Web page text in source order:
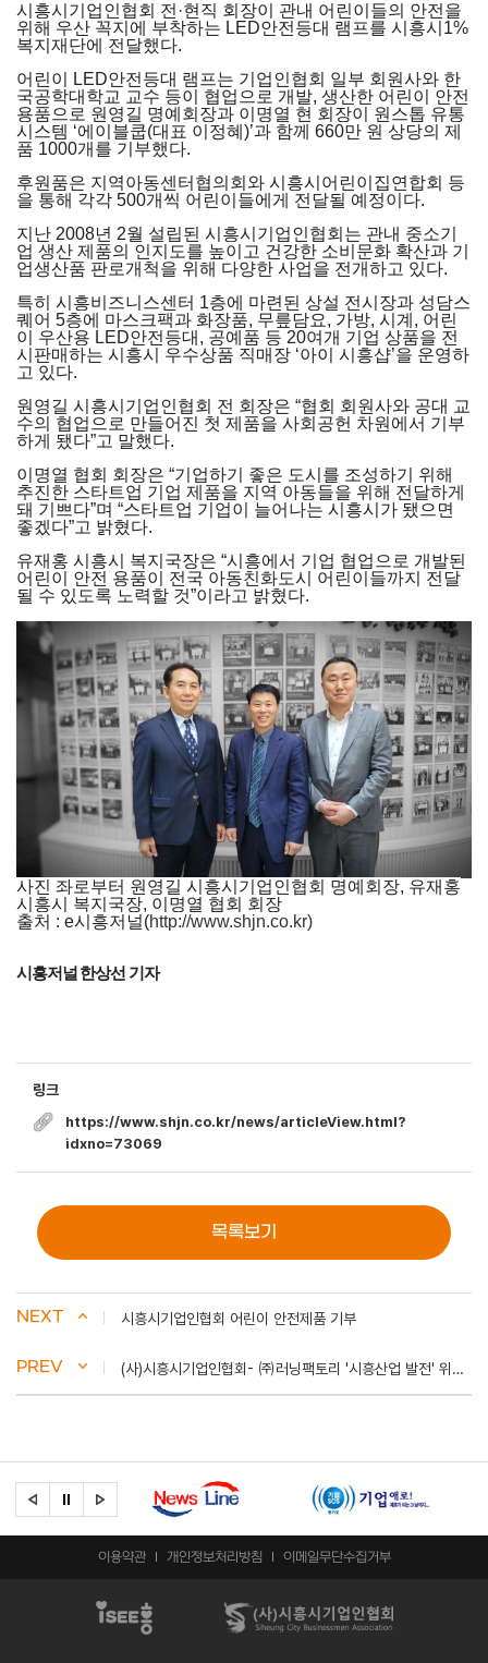
시흥시기업인협회 전·현직 회장이 관내 어린이들의 안전을
위해 우산 꼭지에 부착하는 LED안전등대 램프를 시흥시1%
복지재단에 전달했다.
어린이 LED안전등대 램프는 기업인협회 일부 회원사와 한
국공학대학교 교수 등이 협업으로 개발, 생산한 어린이 안전
용품으로 원영길 명예회장과 이명열 현 회장이 원스톱 유통
시스템 ‘에이블쿱(대표 이정혜)’과 함께 660만 원 상당의 제
품 1000개를 기부했다.
후원품은 지역아동센터협의회와 시흥시어린이집연합회 등
을 통해 각각 500개씩 어린이들에게 전달될 예정이다.
지난 2008년 2월 설립된 시흥시기업인협회는 관내 중소기
업 생산 제품의 인지도를 높이고 건강한 소비문화 확산과 기
업생산품 판로개척을 위해 다양한 사업을 전개하고 있다.
특히 시흥비즈니스센터 1층에 마련된 상설 전시장과 성담스
퀘어 5층에 마스크팩과 화장품, 무릎담요, 가방, 시계, 어린
이 우산용 LED안전등대, 공예품 등 20여개 기업 상품을 전
시판매하는 시흥시 우수상품 직매장 ‘아이 시흥샵’을 운영하
고 있다.
원영길 시흥시기업인협회 전 회장은 “협회 회원사와 공대 교
수의 협업으로 만들어진 첫 제품을 사회공헌 차원에서 기부
하게 됐다”고 말했다.
이명열 협회 회장은 “기업하기 좋은 도시를 조성하기 위해
추진한 스타트업 기업 제품을 지역 아동들을 위해 전달하게
돼 기쁘다”며 “스타트업 기업이 늘어나는 시흥시가 됐으면
좋겠다”고 밝혔다.
유재홍 시흥시 복지국장은 “시흥에서 기업 협업으로 개발된
어린이 안전 용품이 전국 아동친화도시 어린이들까지 전달
될 수 있도록 노력할 것”이라고 밝혔다.
사진 좌로부터 원영길 시흥시기업인협회 명예회장, 유재홍
시흥시 복지국장, 이명열 협회 회장
출처 : e시흥저널(http://www.shjn.co.kr)
시흥저널 한상선 기자
링크
https://www.shjn.co.kr/news/articleView.html?
idxno=73069
목록보기
NEXT 시흥시기업인협회 어린이 안전제품 기부
PREV (사)시흥시기업인협회- ㈜러닝팩토리 '시흥산업 발전' 위해 맞손
이용약관 개인정보처리방침 이메일무단수집거부